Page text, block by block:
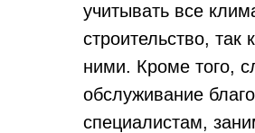
учитывать все
строительство, так
ними. Кроме того,
обслуживание
специалистам,